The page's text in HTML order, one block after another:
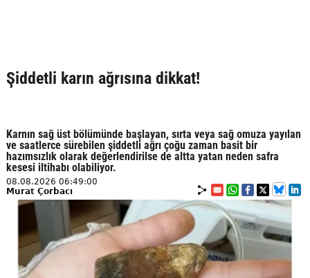
Şiddetli karın ağrısına dikkat!
Karnın sağ üst bölümünde başlayan, sırta veya sağ omuza yayılan
ve saatlerce sürebilen şiddetli ağrı çoğu zaman basit bir
hazımsızlık olarak değerlendirilse de altta yatan neden safra
kesesi iltihabı olabiliyor.
08.08.2026 06:49:00
Murat Çorbacı